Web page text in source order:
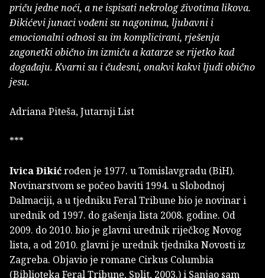
priču jedne noći, a ne ispisati nekrolog životima likova.
Đikićevi junaci vođeni su nagonima, ljubavni i
emocionalni odnosi su im komplicirani, rješenja
zagonetki obično im izmiču a katarze se rijetko kad
događaju. Kvarni su i čudesni, onakvi kakvi ljudi obično
jesu.
Adriana Piteša, Jutarnji List
***
Ivica Đikićrođen je 1977. u Tomislavgradu (BiH).
Novinarstvom se počeo baviti 1994. u Slobodnoj
Dalmaciji, a u tjedniku Feral Tribune bio je novinar i
urednik od 1997. do gašenja lista 2008. godine. Od
2009. do 2010. bio je glavni urednik riječkog Novog
lista, a od 2010. glavni je urednik tjednika Novosti iz
Zagreba. Objavio je romane Cirkus Columbia
(Biblioteka Feral Tribune, Split, 2003.) i Sanjao sam